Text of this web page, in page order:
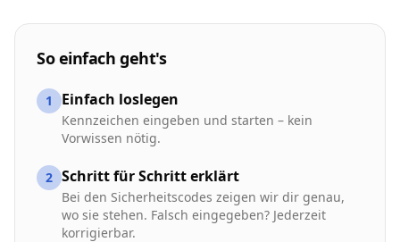
So einfach geht's
1 Einfach loslegen
Kennzeichen eingeben und starten – kein
Vorwissen nötig.
2 Schritt für Schritt erklärt
Bei den Sicherheitscodes zeigen wir dir genau,
wo sie stehen. Falsch eingegeben? Jederzeit
korrigierbar.